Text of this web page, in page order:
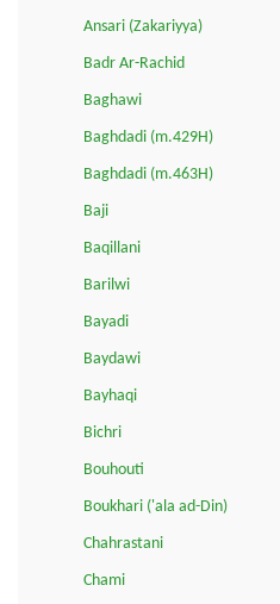
Ansari (Zakariyya)
Badr Ar-Rachid
Baghawi
Baghdadi (m.429H)
Baghdadi (m.463H)
Baji
Baqillani
Barilwi
Bayadi
Baydawi
Bayhaqi
Bichri
Bouhouti
Boukhari ('ala ad-Din)
Chahrastani
Chami